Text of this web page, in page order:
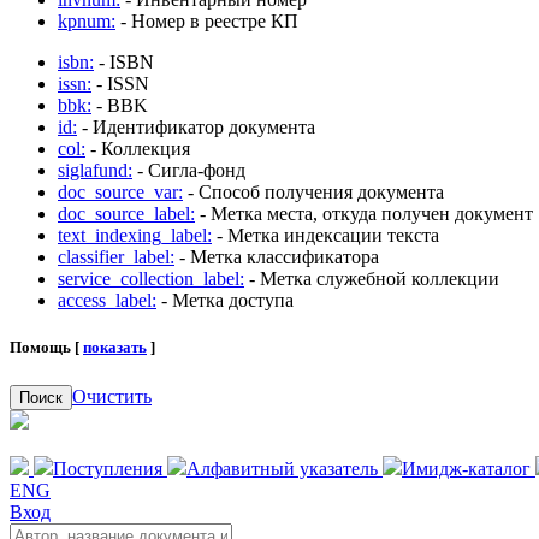
kpnum: - Номер в реестре КП
isbn: - ISBN
issn: - ISSN
bbk: - BBK
id: - Идентификатор документа
col: - Коллекция
siglafund: - Сигла-фонд
doc_source_var: - Способ получения документа
doc_source_label: - Метка места, откуда получен документ
text_indexing_label: - Метка индексации текста
classifier_label: - Метка классификатора
service_collection_label: - Метка служебной коллекции
access_label: - Метка доступа
Помощь [ показать ]
Поиск Очистить
Поступления Алфавитный указатель
Имидж-каталог
ENG
Вход